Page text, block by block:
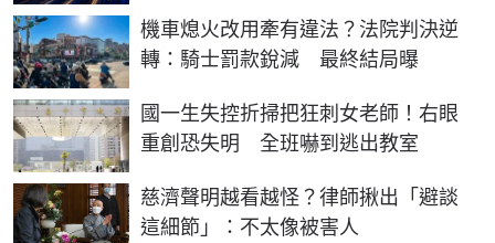
機車熄火改用牽有違法？法院判決逆
轉：騎士罰款銳減 最終結局曝
國一生失控折掃把狂刺女老師！右眼
重創恐失明 全班嚇到逃出教室
慈濟聲明越看越怪？律師揪出「避談
這細節」：不太像被害人